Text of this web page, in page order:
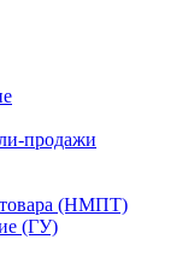
продажи
товара (НМПТ)
(ГУ)